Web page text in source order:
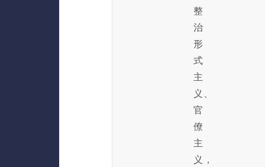
整
治
形
式
主
义、
官
僚
主
义，